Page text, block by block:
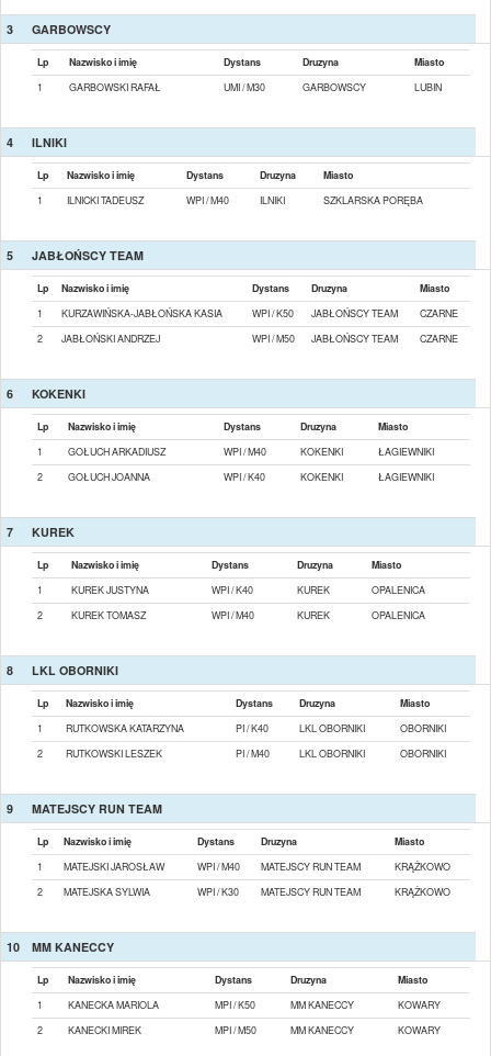
3 GARBOWSCY
Lp Nazwisko i imię Dystans Druzyna
Miasto
1
GARBOWSKI RAFAŁ UMI / M30 GARBOWSCY LUBIN
4 ILNIKI
Lp Nazwisko i imię Dystans Druzyna
Miasto
1
ILNICKI TADEUSZ WPI / M40 ILNIKI SZKLARSKA PORĘBA
5 JABŁOŃSCY TEAM
Lp Nazwisko i imię Dystans Druzyna
Miasto
1
KURZAWIŃSKA-JABŁOŃSKA KASIA WPI / K50 JABŁOŃSCY TEAM
CZARNE
2
JABŁOŃSKI ANDRZEJ WPI / M50 JABŁOŃSCY TEAM CZARNE
6 KOKENKI
Lp Nazwisko i imię Dystans Druzyna
Miasto
1
GOŁUCH ARKADIUSZ WPI / M40 KOKENKI
ŁAGIEWNIKI
2
GOŁUCH JOANNA WPI / K40 KOKENKI ŁAGIEWNIKI
7 KUREK
Lp Nazwisko i imię Dystans Druzyna
Miasto
1
KUREK JUSTYNA WPI / K40 KUREK
OPALENICA
2
KUREK TOMASZ WPI / M40 KUREK OPALENICA
8 LKL OBORNIKI
Lp Nazwisko i imię Dystans Druzyna
Miasto
1
RUTKOWSKA KATARZYNA PI / K40 LKL OBORNIKI
OBORNIKI
2
RUTKOWSKI LESZEK PI / M40 LKL OBORNIKI OBORNIKI
9 MATEJSCY RUN TEAM
Lp Nazwisko i imię Dystans Druzyna
Miasto
1
MATEJSKI JAROSŁAW WPI / M40 MATEJSCY RUN TEAM
KRĄŻKOWO
2
MATEJSKA SYLWIA WPI / K30 MATEJSCY RUN TEAM KRĄŻKOWO
10 MM KANECCY
Lp Nazwisko i imię Dystans Druzyna
Miasto
1
KANECKA MARIOLA MPI / K50 MM KANECCY
KOWARY
2
KANECKI MIREK MPI / M50 MM KANECCY KOWARY